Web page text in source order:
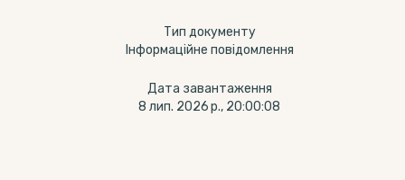
Тип документу
Інформаційне повідомлення
Дата завантаження
8 лип. 2026 р., 20:00:08